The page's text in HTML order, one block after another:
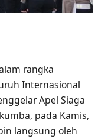
rangka
Internasional
Apel Siaga
pada Kamis,
langsung oleh